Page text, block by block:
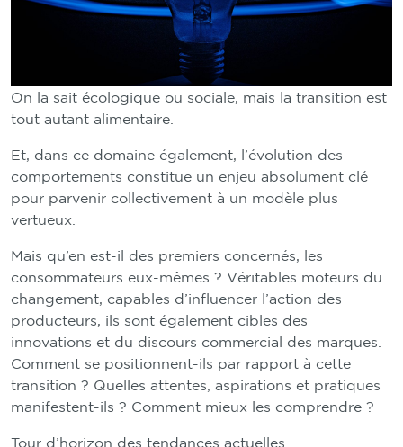
On la sait écologique ou sociale, mais la transition est
tout autant alimentaire.
Et, dans ce domaine également, l’évolution des
comportements constitue un enjeu absolument clé
pour parvenir collectivement à un modèle plus
vertueux.
Mais qu’en est-il des premiers concernés, les
consommateurs eux-mêmes ? Véritables moteurs du
changement, capables d’influencer l’action des
producteurs, ils sont également cibles des
innovations et du discours commercial des marques.
Comment se positionnent-ils par rapport à cette
transition ? Quelles attentes, aspirations et pratiques
manifestent-ils ? Comment mieux les comprendre ?
Tour d’horizon des tendances actuelles.